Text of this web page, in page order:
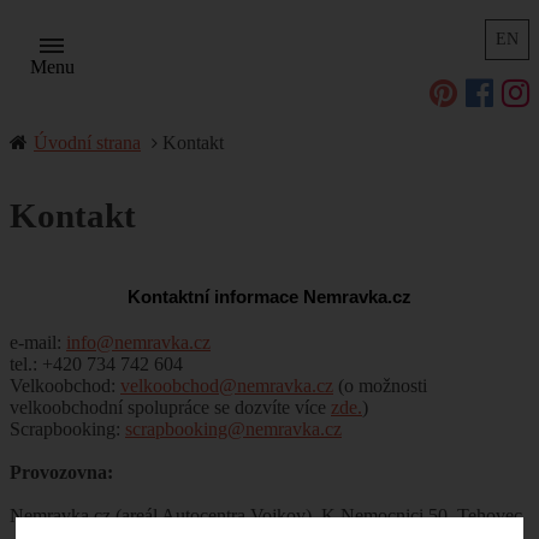
EN
Menu
Úvodní strana Kontakt
Kontakt
Kontaktní informace Nemravka.cz
e-mail: info@nemravka.cz
tel.: +420 734 742 604
Velkoobchod: velkoobchod@nemravka.cz (o možnosti
velkoobchodní spolupráce se dozvíte více zde.)
Scrapbooking: scrapbooking@nemravka.cz
Provozovna:
Nemravka.cz (areál Autocentra Vojkov), K Nemocnici 50, Tehovec